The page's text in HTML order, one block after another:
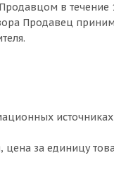
в
Продавец
источниках
за единицу